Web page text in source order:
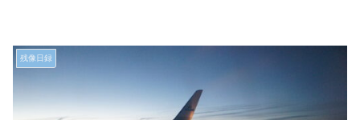
残像日録